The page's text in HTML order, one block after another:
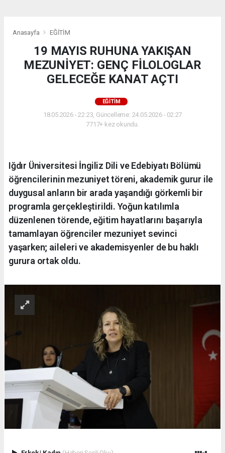
Anasayfa EĞİTİM
19 MAYIS RUHUNA YAKIŞAN
MEZUNİYET: GENÇ FİLOLOGLAR
GELECEĞE KANAT AÇTI
EĞİTİM
18.05.2026 - 22:23, Güncelleme: 24.05.2026 - 02:27
7717+ kez okundu.
Iğdır Üniversitesi İngiliz Dili ve Edebiyatı Bölümü
öğrencilerinin mezuniyet töreni, akademik gurur ile
duygusal anların bir arada yaşandığı görkemli bir
programla gerçekleştirildi. Yoğun katılımla
düzenlenen törende, eğitim hayatlarını başarıyla
tamamlayan öğrenciler mezuniyet sevinci
yaşarken; aileleri ve akademisyenler de bu haklı
gurura ortak oldu.